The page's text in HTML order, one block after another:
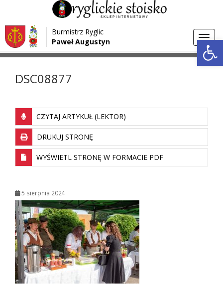
Przejdź do menu
Przejdź do głównej treści strony
Przejdź do stopki strony
Burmistrz Ryglic
Paweł Augustyn
Strona główna > Media >
DSC08877
CZYTAJ ARTYKUŁ (LEKTOR)
DRUKUJ STRONĘ
WYŚWIETL STRONĘ W FORMACIE PDF
5 sierpnia 2024